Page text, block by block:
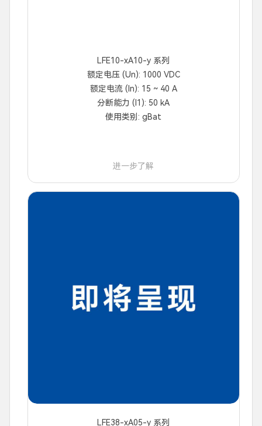
LFE10-xA10-y 系列
额定电压 (Un): 1000 VDC
额定电流 (In): 15 ~ 40 A
分断能力 (I1): 50 kA
使用类别: gBat
进一步了解
LFE38-xA05-y 系列